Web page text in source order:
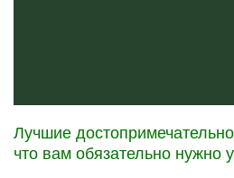
Лучшие
что вам обязательно нужно